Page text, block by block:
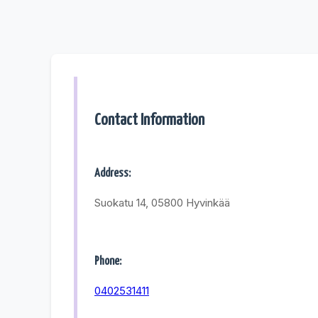
Contact Information
Address:
Suokatu 14, 05800 Hyvinkää
Phone:
0402531411